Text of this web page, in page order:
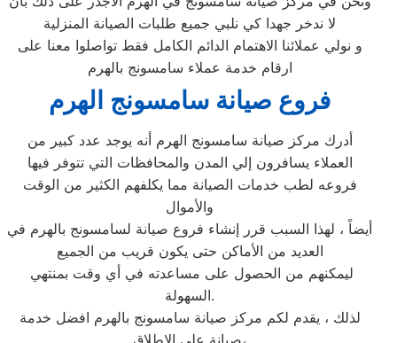
لا ندخر جهدا كي نلبي جميع طلبات الصيانة المنزلية
و نولي عملائنا الاهتمام الدائم الكامل فقط تواصلوا معنا على
ارقام خدمة عملاء سامسونج بالهرم
فروع صيانة سامسونج الهرم
أدرك مركز صيانة سامسونج الهرم أنه يوجد عدد كبير من
العملاء يسافرون إلي المدن والمحافظات التي تتوفر فيها
فروعه لطب خدمات الصيانة مما يكلفهم الكثير من الوقت
والأموال
أيضاً ، لهذا السبب قرر إنشاء فروع صيانة لسامسونج بالهرم في
العديد من الأماكن حتى يكون قريب من الجميع
السهولة.
لذلك ، يقدم لكم مركز صيانة سامسونج بالهرم افضل خدمة
صيانة علي الإطلاق،